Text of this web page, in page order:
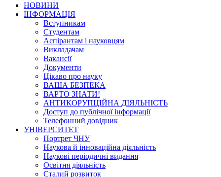
НОВИНИ
ІНФОРМАЦІЯ
Вступникам
Студентам
Аспірантам і науковцям
Викладачам
Вакансії
Документи
Цікаво про науку
ВАША БЕЗПЕКА
ВАРТО ЗНАТИ!
АНТИКОРУПЦІЙНА ДІЯЛЬНІСТЬ
Доступ до публічної інформації
Телефонний довідник
УНІВЕРСИТЕТ
Портрет ЧНУ
Наукова й інноваційна діяльність
Наукові періодичні видання
Освітня діяльність
Сталий розвиток